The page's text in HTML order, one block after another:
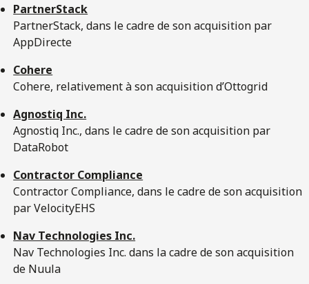
PartnerStack
PartnerStack, dans le cadre de son acquisition par
AppDirecte
Cohere
Cohere, relativement à son acquisition d’Ottogrid
Agnostiq Inc.
Agnostiq Inc., dans le cadre de son acquisition par
DataRobot
Contractor Compliance
Contractor Compliance, dans le cadre de son acquisition
par VelocityEHS
Nav Technologies Inc.
Nav Technologies Inc. dans la cadre de son acquisition
de Nuula